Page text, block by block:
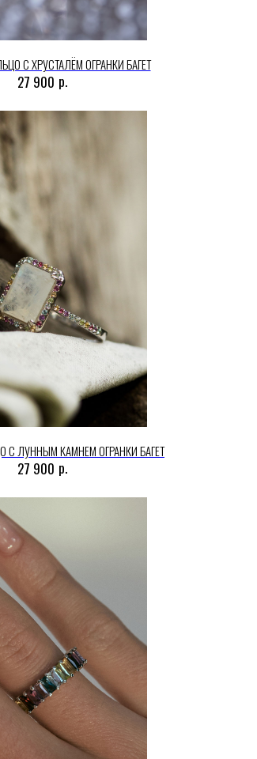
С ХРУСТАЛЁМ ОГРАНКИ БАГЕТ
27 900 р.
С ЛУННЫМ КАМНЕМ ОГРАНКИ БАГЕТ
27 900 р.